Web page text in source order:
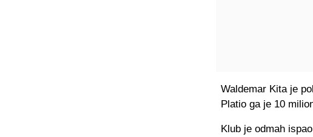
Waldemar Kita je
Platio ga je 10
Klub je odmah